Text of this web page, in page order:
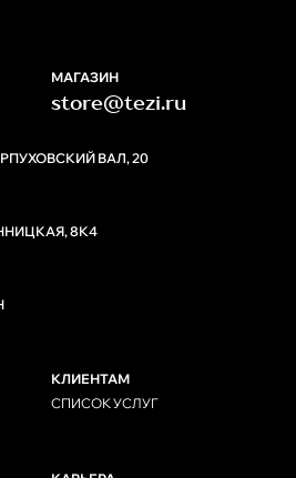
ВАЛ, 20
8К4
МАГАЗИН
store@tezi.ru
КЛИЕНТАМ
СПИСОК УСЛУГ